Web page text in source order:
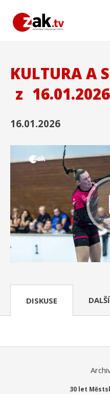
KULTURA A
z 16.01.2026
16.01.2026
DISKUSE
30 let